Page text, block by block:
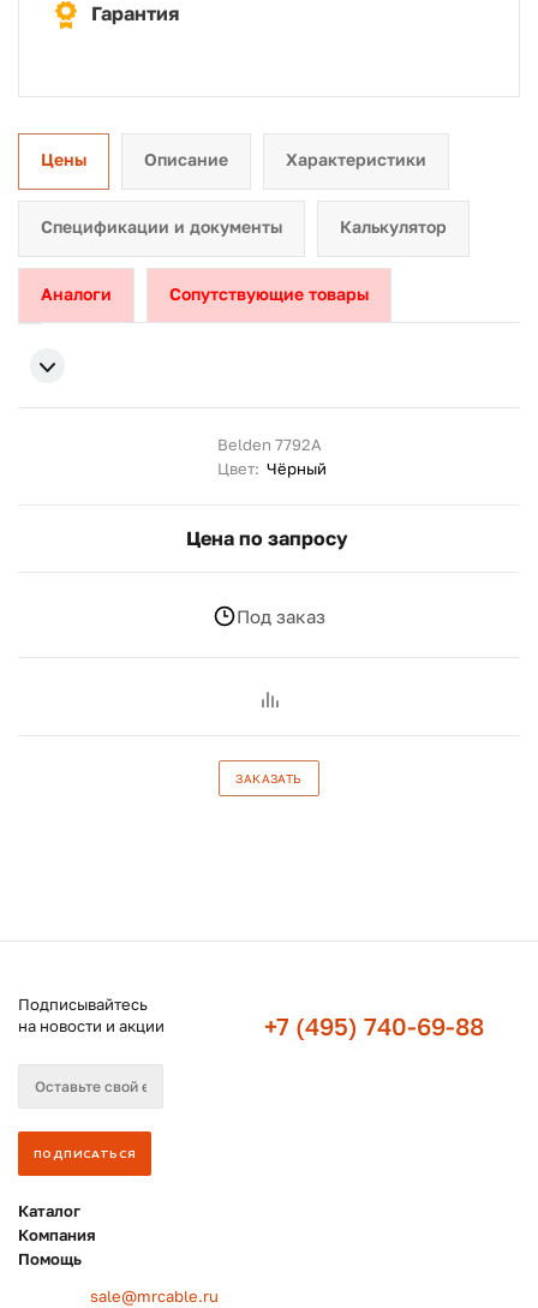
Гарантия
Цены Описание Характеристики
Спецификации и документы Калькулятор
Аналоги Сопутствующие товары
Belden 7792A
Цвет: Чёрный
Цена по запросу
Под заказ
ЗАКАЗАТЬ
Подписывайтесь
на новости и акции
+7 (495) 740-69-88
Каталог
Компания
Помощь
sale@mrcable.ru